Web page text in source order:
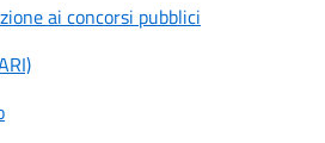
ai concorsi pubblici